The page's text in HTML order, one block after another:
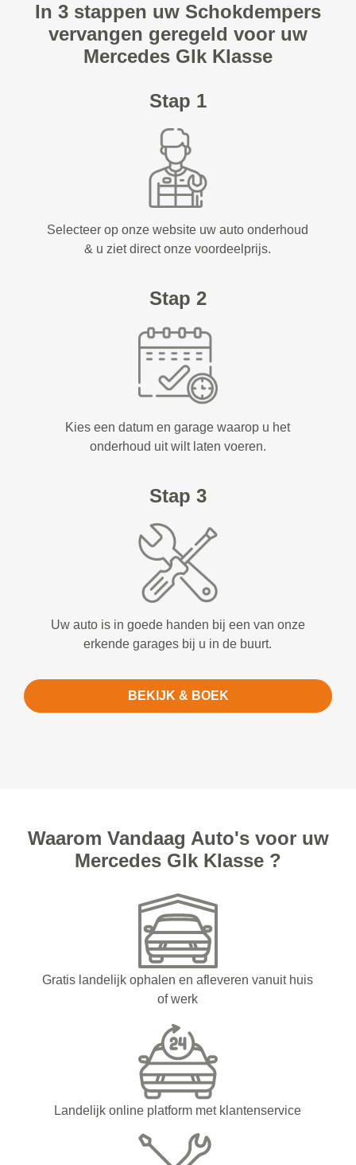
In 3 stappen uw Schokdempers
vervangen geregeld voor uw
Mercedes Glk Klasse
Stap 1
Selecteer op onze website uw auto onderhoud
& u ziet direct onze voordeelprijs.
Stap 2
Kies een datum en garage waarop u het
onderhoud uit wilt laten voeren.
Stap 3
Uw auto is in goede handen bij een van onze
erkende garages bij u in de buurt.
BEKIJK & BOEK
Waarom Vandaag Auto's voor uw
Mercedes Glk Klasse ?
Gratis landelijk ophalen en afleveren vanuit huis
of werk
Landelijk online platform met klantenservice